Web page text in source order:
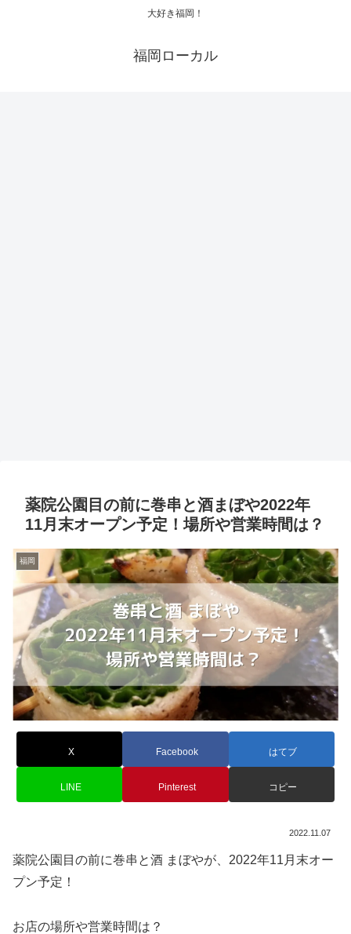
大好き福岡！
福岡ローカル
薬院公園目の前に巻串と酒まぼや2022年
11月末オープン予定！場所や営業時間は？
福岡
X Facebook はてブ
LINE Pinterest コピー
2022.11.07
薬院公園目の前に巻串と酒 まぼやが、2022年11月末オー
プン予定！
お店の場所や営業時間は？